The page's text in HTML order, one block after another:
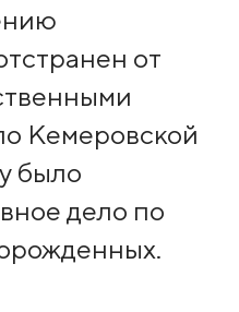
от
Кемеровской
было
дело по